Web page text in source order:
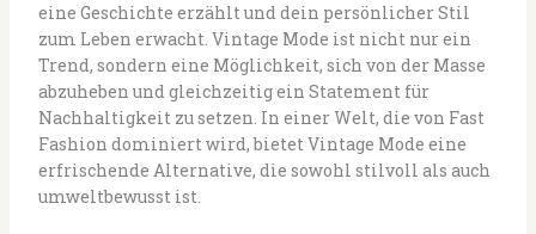
eine Geschichte erzählt und dein persönlicher Stil
zum Leben erwacht. Vintage Mode ist nicht nur ein
Trend, sondern eine Möglichkeit, sich von der Masse
abzuheben und gleichzeitig ein Statement für
Nachhaltigkeit zu setzen. In einer Welt, die von Fast
Fashion dominiert wird, bietet Vintage Mode eine
erfrischende Alternative, die sowohl stilvoll als auch
umweltbewusst ist.